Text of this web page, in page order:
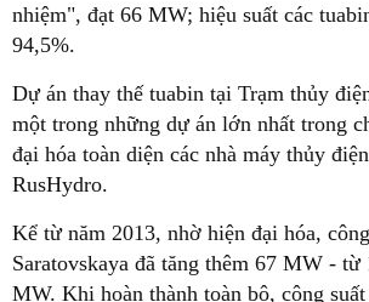
nhiệm", đạt 66 MW; hiệu suất các
94,5%.
Dự án thay thế tuabin tại Trạm thủy
một trong những dự án lớn nhất trong
đại hóa toàn diện các nhà máy thủy
RusHydro.
Kể từ năm 2013, nhờ hiện đại hóa,
Saratovskaya đã tăng thêm 67 MW - từ
MW. Khi hoàn thành toàn bộ, công